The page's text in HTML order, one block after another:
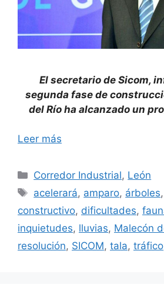
El secretario de Sicom,
segunda fase de
del Río ha alcanzado un
Leer más
Categorías
Corredor Industrial, León
Etiquetas
acelerará, amparo, árboles,
constructivo, dificultades,
inquietudes, lluvias, Malecón
resolución, SICOM, tala, tráfico